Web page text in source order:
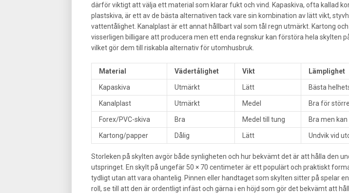
därför viktigt att välja ett material som klarar fukt och vind. Kapaskiva, ofta kallad
plastskiva, är ett av de bästa alternativen tack vare sin kombination av lätt vikt,
vattentålighet. Kanalplast är ett annat hållbart val som tål regn utmärkt. Kartong
visserligen billigare att producera men ett enda regnskur kan förstöra hela skylten
vilket gör dem till riskabla alternativ för utomhusbruk.
Material Vädertålighet Vikt Lämplighet
Kapaskiva Utmärkt Lätt Bästa
Kanalplast Utmärkt Medel Bra för
Forex/PVC-skiva Bra Medel till tung Bra men
Kartong/papper Dålig Lätt Undvik vid
Storleken på skylten avgör både synligheten och hur bekvämt det är att hålla den
utspringet. En skylt på ungefär 50 × 70 centimeter är ett populärt och praktiskt
tydligt utan att vara ohantelig. Pinnen eller handtaget som skylten sitter på spelar
roll, se till att den är ordentligt infäst och gärna i en höjd som gör det bekvämt att